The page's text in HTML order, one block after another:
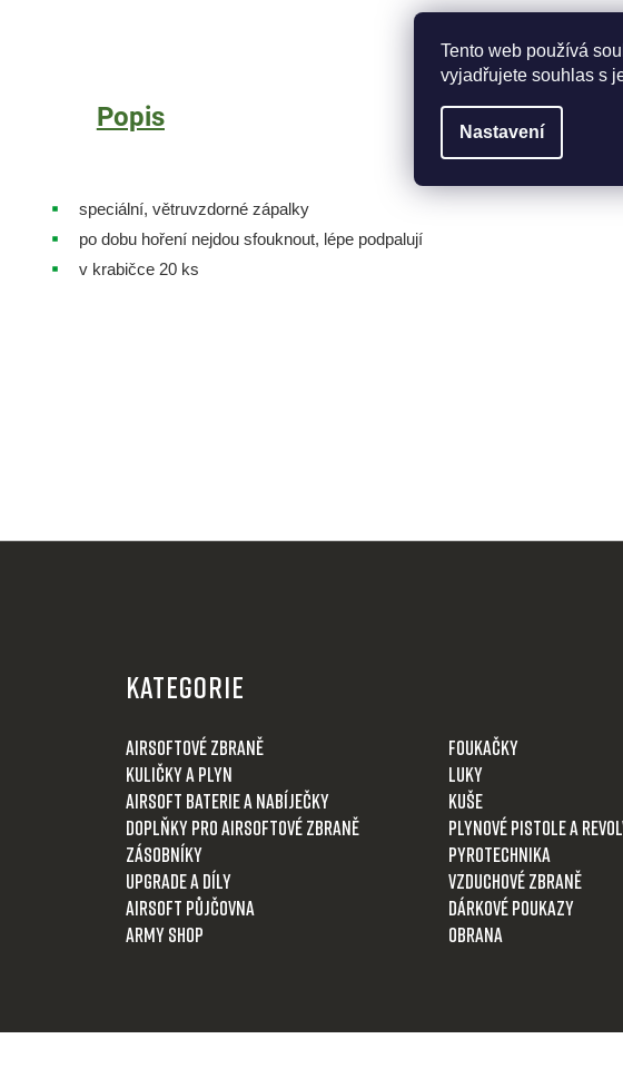
Tento web používá
vyjadřujete souhlas s
Nastavení
Popis
speciální, větruvzdorné zápalky
po dobu hoření nejdou sfouknout, lépe podpalují
v krabičce 20 ks
KATEGORIE
Airsoftové zbraně
Kuličky a plyn
Airsoft baterie a nabíječky
Doplňky pro airsoftové zbraně
Zásobníky
Upgrade a díly
Airsoft půjčovna
Army shop
Foukačky
Luky
Kuše
Plynové pistole a
Pyrotechnika
Vzduchové zbraně
Dárkové poukazy
Obrana